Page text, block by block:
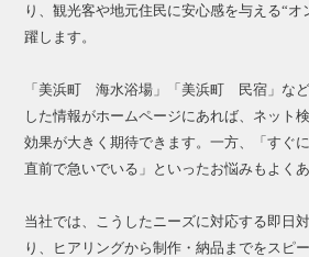
り、観光客や地元住民に安心感を与える“
躍します。
「美浜町 海水浴場」「美浜町 民宿」な
した情報がホームページにあれば、ネット
効果が大きく期待できます。一方、「すぐ
直前で急いでいる」といったお悩みもよく
当社では、こうしたニーズに対応する即日
り、ヒアリングから制作・納品までをスピ